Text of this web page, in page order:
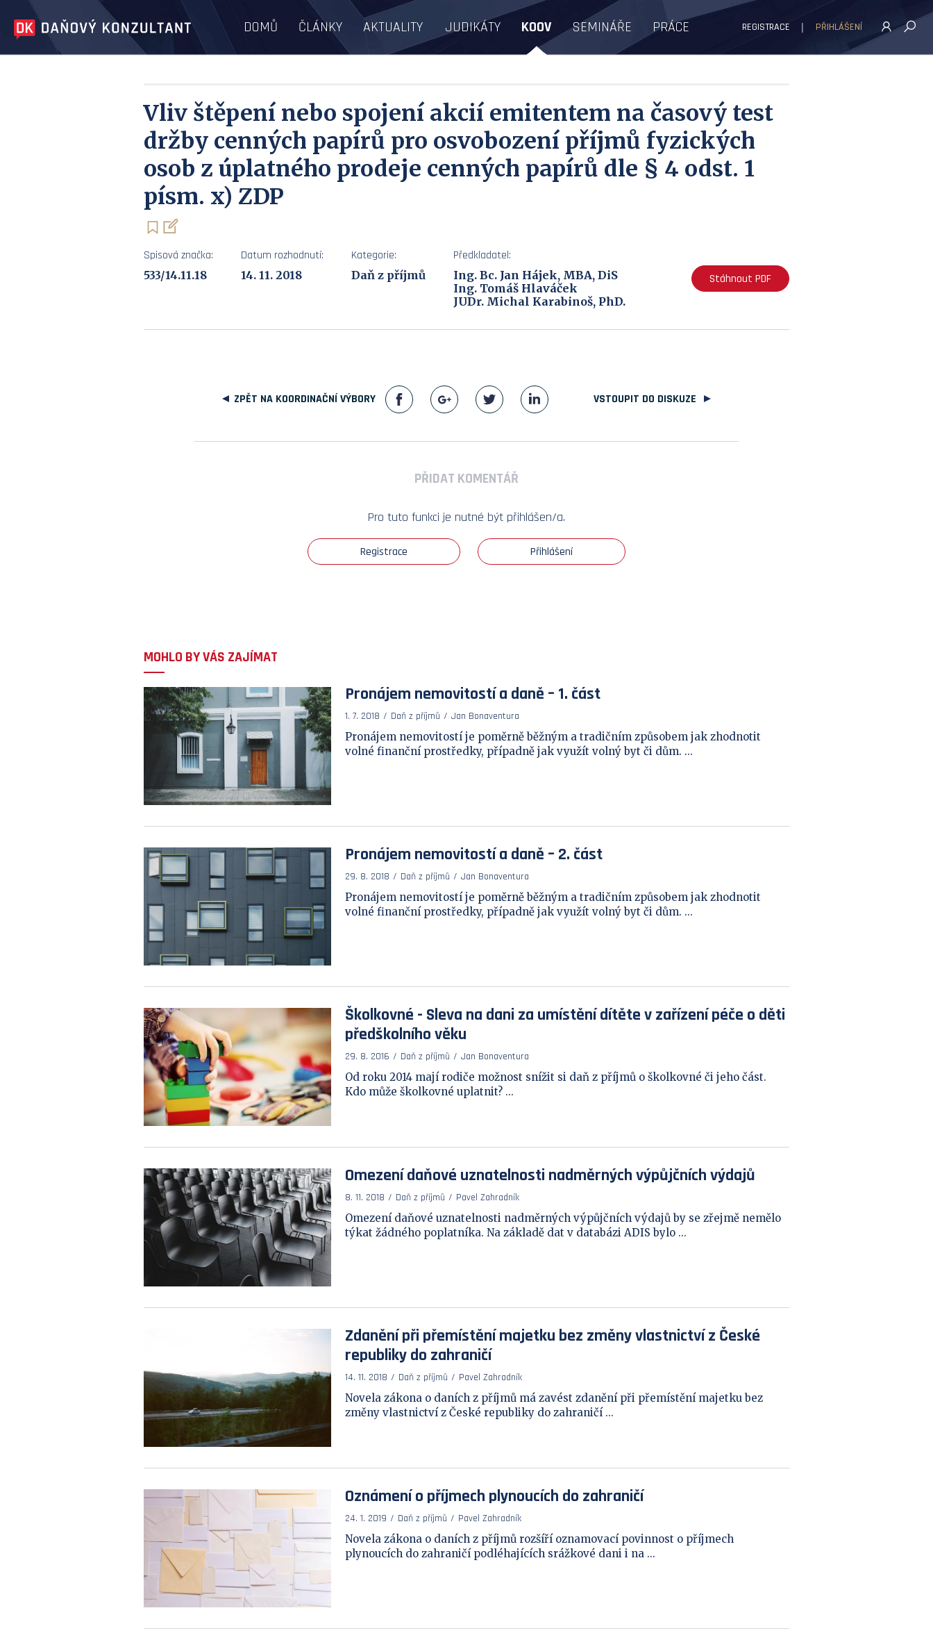
DOMŮ ČLÁNKY AKTUALITY JUDIKÁTY KOOV SEMINÁŘE PRÁCE REGISTRACE PŘIHLÁŠENÍ
Vliv štěpení nebo spojení akcií emitentem na časový test
držby cenných papírů pro osvobození příjmů fyzických
osob z úplatného prodeje cenných papírů dle § 4 odst. 1
písm. x) ZDP
Spisová značka:
533/14.11.18
Datum rozhodnutí:
14. 11. 2018
Kategorie:
Daň z příjmů
Předkladatel:
Ing. Bc. Jan Hájek, MBA, DiS
Ing. Tomáš Hlaváček
JUDr. Michal Karabinoš, PhD.
Stáhnout PDF
ZPĚT NA KOORDINAČNÍ VÝBORY VSTOUPIT DO DISKUZE
PŘIDAT KOMENTÁŘ
Pro tuto funkci je nutné být přihlášen/a.
Registrace Přihlášení
MOHLO BY VÁS ZAJÍMAT
Pronájem nemovitostí a daně – 1. část
1. 7. 2018 Daň z příjmů Jan Bonaventura
Pronájem nemovitostí je poměrně běžným a tradičním způsobem jak zhodnotit
volné finanční prostředky, případně jak využít volný byt či dům. ...
Pronájem nemovitostí a daně – 2. část
29. 8. 2018 Daň z příjmů Jan Bonaventura
Pronájem nemovitostí je poměrně běžným a tradičním způsobem jak zhodnotit
volné finanční prostředky, případně jak využít volný byt či dům. ...
Školkovné - Sleva na dani za umístění dítěte v zařízení péče o děti
předškolního věku
29. 8. 2016 Daň z příjmů Jan Bonaventura
Od roku 2014 mají rodiče možnost snížit si daň z příjmů o školkovné či jeho část.
Kdo může školkovné uplatnit? ...
Omezení daňové uznatelnosti nadměrných výpůjčních výdajů
8. 11. 2018 Daň z příjmů Pavel Zahradník
Omezení daňové uznatelnosti nadměrných výpůjčních výdajů by se zřejmě nemělo
týkat žádného poplatníka. Na základě dat v databázi ADIS bylo ...
Zdanění při přemístění majetku bez změny vlastnictví z České
republiky do zahraničí
14. 11. 2018 Daň z příjmů Pavel Zahradník
Novela zákona o daních z příjmů má zavést zdanění při přemístění majetku bez
změny vlastnictví z České republiky do zahraničí ...
Oznámení o příjmech plynoucích do zahraničí
24. 1. 2019 Daň z příjmů Pavel Zahradník
Novela zákona o daních z příjmů rozšíří oznamovací povinnost o příjmech
plynoucích do zahraničí podléhajících srážkové dani i na ...